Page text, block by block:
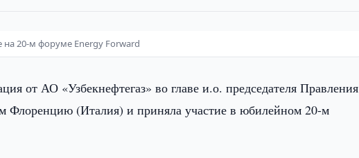
на 20-м форуме Energy Forward
от АО «Узбекнефтегаз» во главе и.о. председателя Правления
Флоренцию (Италия) и приняла участие в юбилейном 20-м